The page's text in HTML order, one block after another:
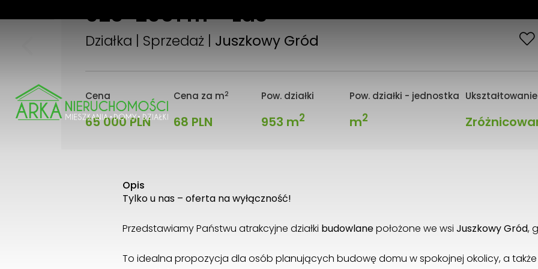
923-2901 m * Las
Działka | Sprzedaż | Juszkowy Gród
Cena
65 000 PLN
Cena za m2
68 PLN
Pow. działki
953 m2
Pow. działki - jednostka
m2
Opis
Tylko u nas – oferta na wyłączność!
Przedstawiamy Państwu atrakcyjne działki budowlanepołożone we wsi Juszkowy Gród,
To idealna propozycja dla osób planujących budowę domu w spokojnej okolicy, a